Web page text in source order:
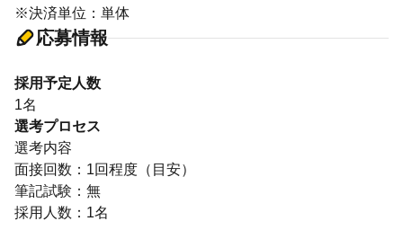
※決済単位：単体
応募情報
採用予定人数
1名
選考プロセス
選考内容
面接回数：1回程度（目安）
筆記試験：無
採用人数：1名